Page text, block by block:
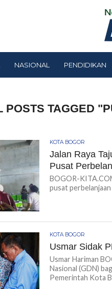
NASIONAL PENDIDIKAN
POSTS TAGGED
KOTA BOGOR
Jalan Raya
Pusat
BOGOR-
pusat
KOTA BOGOR
Usmar Sidak
Usmar Hariman
Nasional (GDN)
Pemerintah Kota